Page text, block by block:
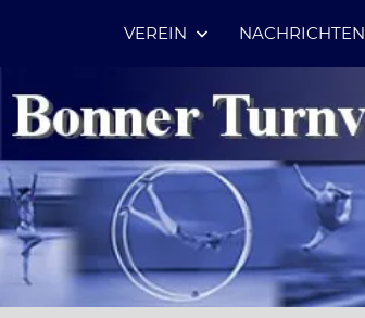
VEREIN NACHRICHTEN